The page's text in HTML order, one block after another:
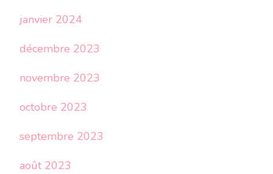
janvier 2024
décembre 2023
novembre 2023
octobre 2023
septembre 2023
août 2023